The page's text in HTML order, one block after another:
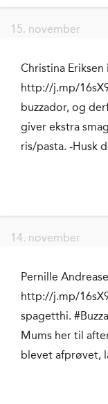
15. november
Christina
http://j.mp/
buzzador, og
giver ekstra
ris/pasta. -Husk
14. november
Pernille
http://j.mp/
spagetthi.
Mums her til
blevet afprøvet,